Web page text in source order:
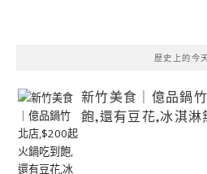
歷史上的今
新竹美食｜億品鍋
飽,還有豆花,冰淇淋